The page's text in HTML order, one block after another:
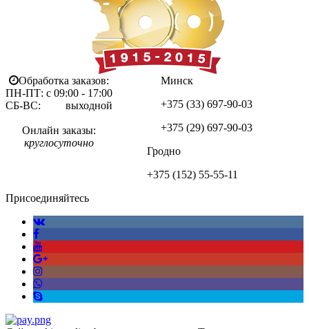
Обработка заказов:
ПН-ПТ: с 09:00 - 17:00
СБ-ВС: выходной
Онлайн заказы:
круглосуточно
Минск
+375 (33) 697-90-03
+375 (29) 697-90-03
Гродно
+375 (152) 55-55-11
Присоединяйтесь